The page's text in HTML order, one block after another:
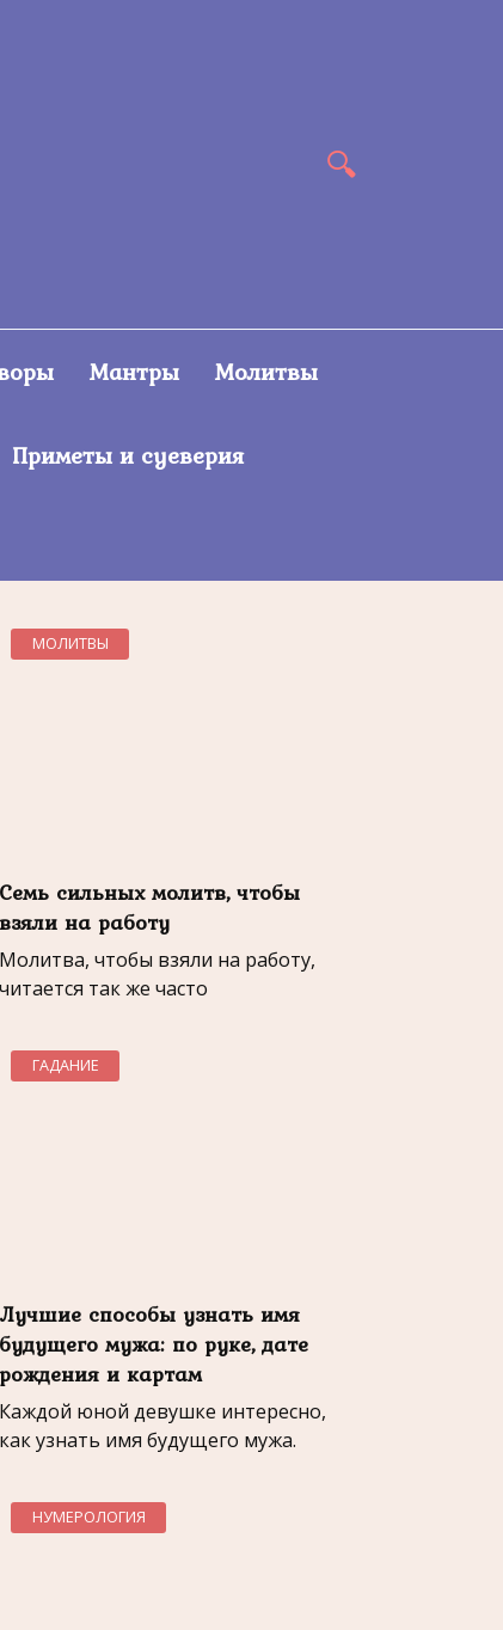
Мантры Молитвы
Приметы и суеверия
МОЛИТВЫ
Семь сильных молитв, чтобы
взяли на работу
Молитва, чтобы взяли на работу,
читается так же часто
ГАДАНИЕ
Лучшие способы узнать имя
будущего мужа: по руке, дате
рождения и картам
Каждой юной девушке интересно,
как узнать имя будущего мужа.
НУМЕРОЛОГИЯ